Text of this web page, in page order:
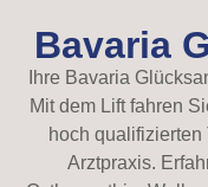
Bavaria
Ihre Bavaria
Mit dem Lift fahren
hoch qualifizierten
Arztpraxis.